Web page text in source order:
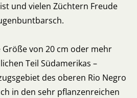
und vielen Züchtern Freude
Größe von 20 cm oder mehr
Teil Südamerikas –
des oberen Rio Negro
in den sehr pflanzenreichen